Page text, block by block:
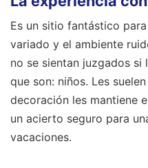
Es un sitio fantástico
variado y el ambiente
no se sientan juzgados
que son: niños. Les
decoración les mantiene
un acierto seguro para
vacaciones.